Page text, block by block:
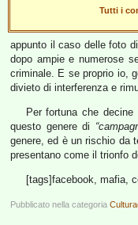
Tutti i
appunto il caso delle foto
dopo ampie e numerose
criminale. E se proprio io,
divieto di interferenza e
Per fortuna che
questo genere di
genere, ed è un rischio da
presentano come il trionfo
[tags]facebook, mafia,
Pubblicato nella categoria